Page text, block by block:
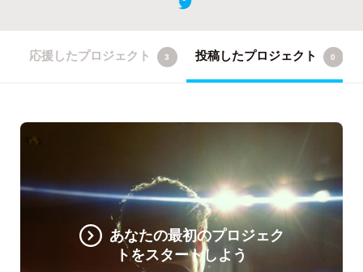
応援したプロジェクト 3 投稿したプロジェクト 0
あなたの最初のプロジェク
トをスタートしよう